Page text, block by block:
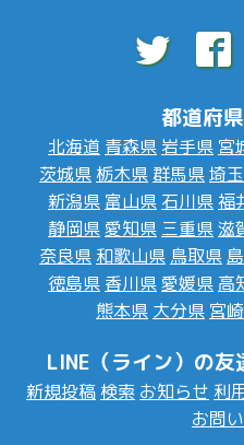
都道府
北海道 青森県 岩手県 宮
茨城県 栃木県群馬県埼
新潟県 富山県 石川県福
静岡県愛知県 三重県滋
奈良県 和歌山県 鳥取県
徳島県 香川県愛媛県 高
熊本県 大分県 宮
LINE（ライン）の
新規投稿 検索 お知らせ 利
お問